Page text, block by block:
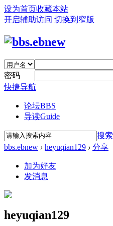
设为首页收藏本站
开启辅助访问 切换到窄版
密码
快捷导航
论坛BBS
导读Guide
搜索
bbs.ebnew › heyuqian129 › 分享
加为好友
发消息
heyuqian129